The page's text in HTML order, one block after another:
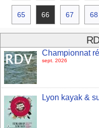
65 66 67 68
Championnat
sept. 2026
Lyon kayak &